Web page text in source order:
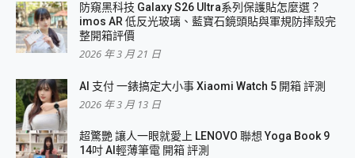
防窺黑科技 Galaxy S26 Ultra系列保護貼怎麼選？
imos AR 低反光玻璃、藍寶石鏡頭貼與軍規防摔殼完
整開箱評價
2026 年 3 月 21 日
AI 支付 一錶搞定大小事 Xiaomi Watch 5 開箱 評測
2026 年 3 月 13 日
超驚艷 讓人一眼就愛上 LENOVO 聯想 Yoga Book 9
14吋 AI輕薄筆電 開箱 評測